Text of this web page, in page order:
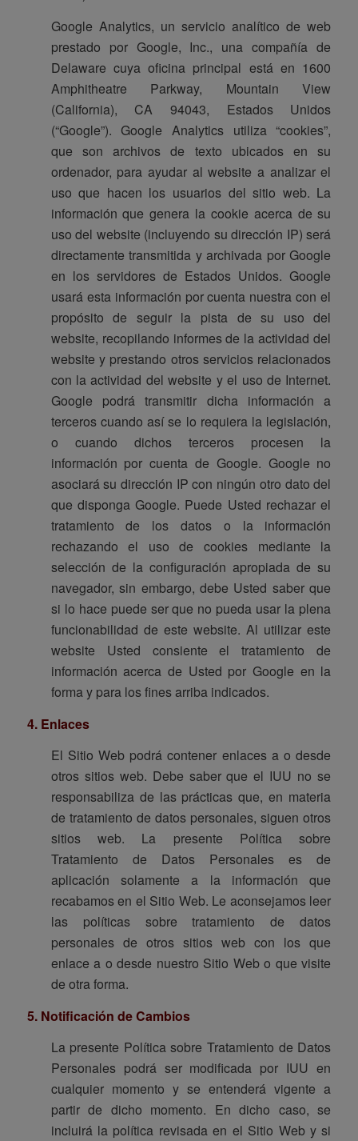
Google Analytics, un servicio analítico de web
prestado por Google, Inc., una compañía de
Delaware cuya oficina principal está en 1600
Amphitheatre Parkway, Mountain View
(California), CA 94043, Estados Unidos
(“Google”). Google Analytics utiliza “cookies”,
que son archivos de texto ubicados en su
ordenador, para ayudar al website a analizar el
uso que hacen los usuarios del sitio web. La
información que genera la cookie acerca de su
uso del website (incluyendo su dirección IP) será
directamente transmitida y archivada por Google
en los servidores de Estados Unidos. Google
usará esta información por cuenta nuestra con el
propósito de seguir la pista de su uso del
website, recopilando informes de la actividad del
website y prestando otros servicios relacionados
con la actividad del website y el uso de Internet.
Google podrá transmitir dicha información a
terceros cuando así se lo requiera la legislación,
o cuando dichos terceros procesen la
información por cuenta de Google. Google no
asociará su dirección IP con ningún otro dato del
que disponga Google. Puede Usted rechazar el
tratamiento de los datos o la información
rechazando el uso de cookies mediante la
selección de la configuración apropiada de su
navegador, sin embargo, debe Usted saber que
si lo hace puede ser que no pueda usar la plena
funcionabilidad de este website. Al utilizar este
website Usted consiente el tratamiento de
información acerca de Usted por Google en la
forma y para los fines arriba indicados.
4. Enlaces
El Sitio Web podrá contener enlaces a o desde
otros sitios web. Debe saber que el IUU no se
responsabiliza de las prácticas que, en materia
de tratamiento de datos personales, siguen otros
sitios web. La presente Política sobre
Tratamiento de Datos Personales es de
aplicación solamente a la información que
recabamos en el Sitio Web. Le aconsejamos leer
las políticas sobre tratamiento de datos
personales de otros sitios web con los que
enlace a o desde nuestro Sitio Web o que visite
de otra forma.
5. Notificación de Cambios
La presente Política sobre Tratamiento de Datos
Personales podrá ser modificada por IUU en
cualquier momento y se entenderá vigente a
partir de dicho momento. En dicho caso, se
incluirá la política revisada en el Sitio Web y si